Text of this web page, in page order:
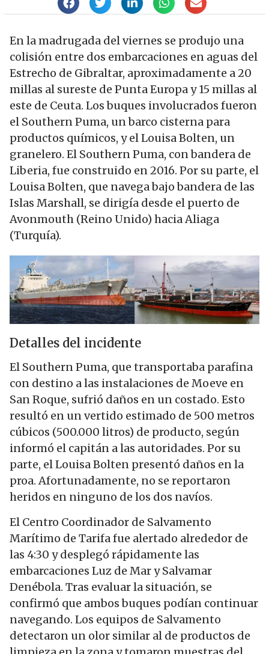
En la madrugada del viernes se produjo una
colisión entre dos embarcaciones en aguas del
Estrecho de Gibraltar, aproximadamente a 20
millas al sureste de Punta Europa y 15 millas al
este de Ceuta. Los buques involucrados fueron
el Southern Puma, un barco cisterna para
productos químicos, y el Louisa Bolten, un
granelero. El Southern Puma, con bandera de
Liberia, fue construido en 2016. Por su parte, el
Louisa Bolten, que navega bajo bandera de las
Islas Marshall, se dirigía desde el puerto de
Avonmouth (Reino Unido) hacia Aliaga
(Turquía).
Detalles del incidente
El Southern Puma, que transportaba parafina
con destino a las instalaciones de Moeve en
San Roque, sufrió daños en un costado. Esto
resultó en un vertido estimado de 500 metros
cúbicos (500.000 litros) de producto, según
informó el capitán a las autoridades. Por su
parte, el Louisa Bolten presentó daños en la
proa. Afortunadamente, no se reportaron
heridos en ninguno de los dos navíos.
El Centro Coordinador de Salvamento
Marítimo de Tarifa fue alertado alrededor de
las 4:30 y desplegó rápidamente las
embarcaciones Luz de Mar y Salvamar
Denébola. Tras evaluar la situación, se
confirmó que ambos buques podían continuar
navegando. Los equipos de Salvamento
detectaron un olor similar al de productos de